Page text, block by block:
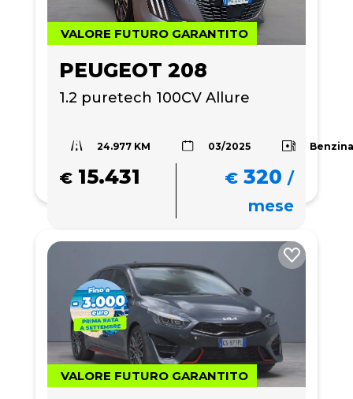
VALORE FUTURO GARANTITO
PEUGEOT 208
1.2 puretech 100CV Allure
24.977 KM 03/2025
€ 15.431 € 320 /
mese
VALORE FUTURO GARANTITO